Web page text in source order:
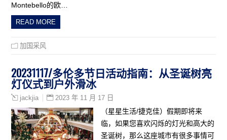
Montebello的欧…
READ MORE
加国采风
20231117/多伦多节日活动指南：从圣诞树亮
灯仪式到户外滑冰
jackjia 2023 年 11 月 17 日
（星星生活/捷克佳）假期即将来
临，如果您喜欢闪烁的灯光和高大的
圣诞树，那么这座城市有很多事情可